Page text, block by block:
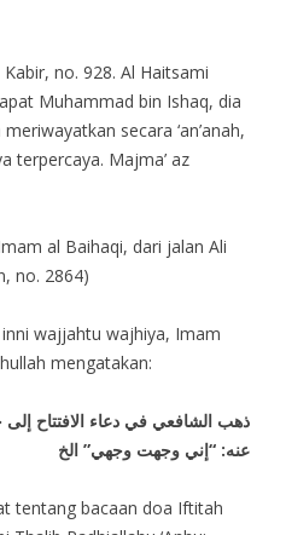
no. 928. Al Haitsami
Muhammad bin Ishaq, dia
secara ‘an’anah,
terpercaya. Majma’ az
al Baihaqi, dari jalan Ali
no. 2864)
wajjahtu wajhiya, Imam
mengatakan:
ذهب الشافعي في دعاء الافتتاح
عنه: “إني وجهت وجهي” الخ
tentang bacaan doa Iftitah